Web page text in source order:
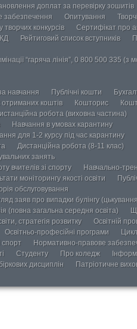
доплат за перевірку зошитів
забезпечення Опитування
конкурсів
Сертифікат про
Рейтиговий список вступників
“гаряча лінія”, 0 800 500 335 (з
навчання Публічні кошти
отриманих коштів Кошторис
робота (виховна частина)
Навчання в умовах карантину
для 1-2 курсу під час карантину
Дистанційна робота (8-11 клас)
занять
вчителів зі спорту
Навчально-
моніторингу якості освіти
обслуговування
заяв про випадки булінгу
(повна загальна середня освіта)
стратегія розвитку
Освітній
Освітньо-професійні програми
спорт
Нормативно-правове
Студенту Про коледж
дисциплін
Патріотичне